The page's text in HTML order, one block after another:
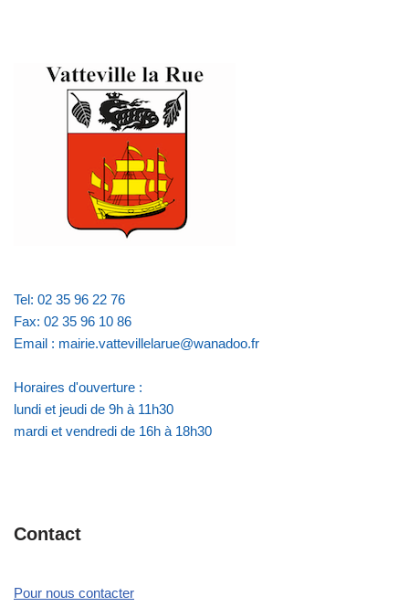
Tel: 02 35 96 22 76
Fax: 02 35 96 10 86
Email : mairie.vattevillelarue@wanadoo.fr
Horaires d'ouverture :
lundi et jeudi de 9h à 11h30
mardi et vendredi de 16h à 18h30
Contact
Pour nous contacter